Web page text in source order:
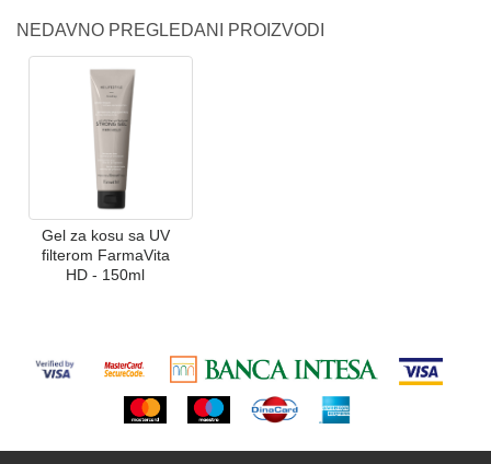
NEDAVNO PREGLEDANI PROIZVODI
Gel za kosu sa UV
filterom FarmaVita
HD - 150ml